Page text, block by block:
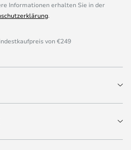
Informationen erhalten Sie in der
.
von €249